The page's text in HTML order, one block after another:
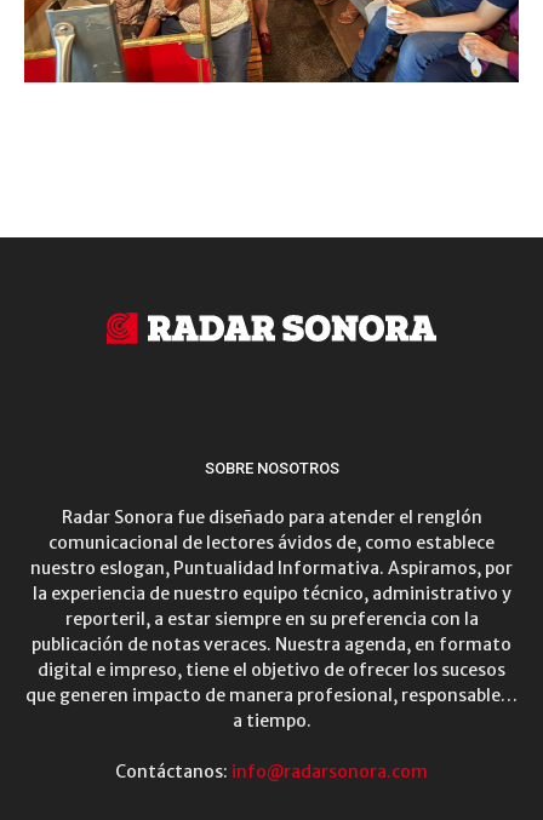
SOBRE NOSOTROS
Radar Sonora fue diseñado para atender el renglón
comunicacional de lectores ávidos de, como establece
nuestro eslogan, Puntualidad Informativa. Aspiramos, por
la experiencia de nuestro equipo técnico, administrativo y
reporteril, a estar siempre en su preferencia con la
publicación de notas veraces. Nuestra agenda, en formato
digital e impreso, tiene el objetivo de ofrecer los sucesos
que generen impacto de manera profesional, responsable…
a tiempo.
Contáctanos: info@radarsonora.com